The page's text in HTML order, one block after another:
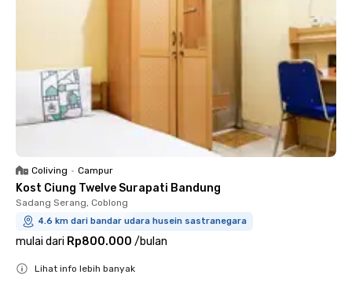
Coliving • Campur
Kost Ciung Twelve Surapati Bandung
Sadang Serang, Coblong
4.6 km dari bandar udara husein sastranegara
mulai dari Rp800.000 /bulan
Lihat info lebih banyak